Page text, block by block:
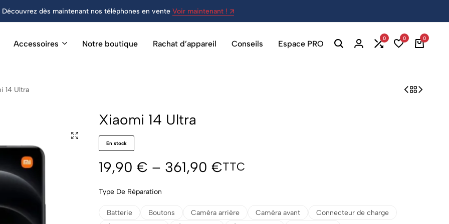
Découvrez dès maintenant nos téléphones en vente Voir maintenant !
Accessoires Notre boutique Rachat d’appareil Conseils Espace PRO
0 0 0
14 Ultra
Xiaomi 14 Ultra
En stock
19,90 € – 361,90 €TTC
Type De Réparation
Batterie Boutons Caméra arrière Caméra avant
Connecteur de charge